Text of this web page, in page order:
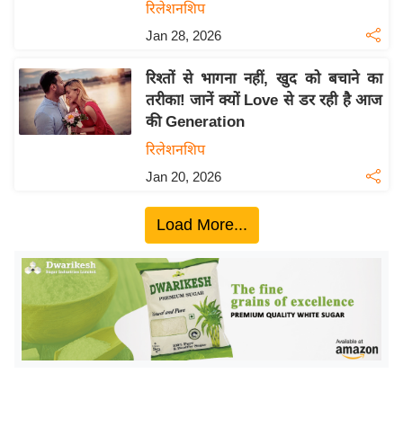
त
यं
ग
त्य
ज
त
रिलेशनशिप
Jan 28, 2026
रिश्तों से भागना नहीं, खुद को बचाने का
तरीका! जानें क्यों Love से डर रही है आज
की Generation
रिलेशनशिप
Jan 20, 2026
Load More...